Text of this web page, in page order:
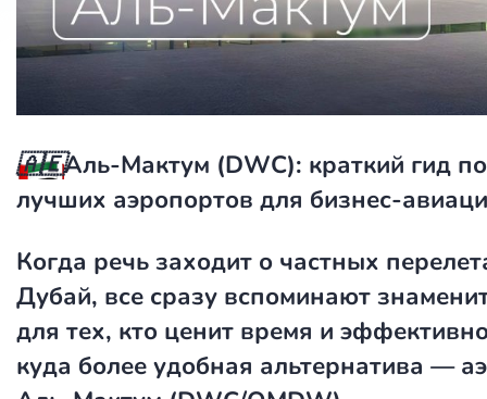
🇦🇪Аль-Мактум (DWC): краткий гид
лучших аэропортов для бизнес-
Когда речь заходит о частных
Дубай, все сразу вспоминают
для тех, кто ценит время и
куда более удобная альтернатива — а